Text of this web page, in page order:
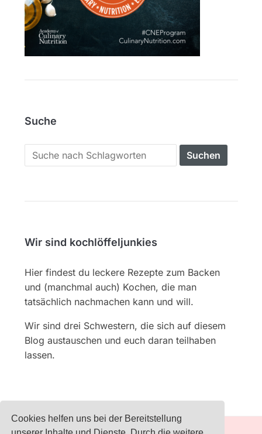
Cookies helfen uns bei der Bereitstellung
Suche
Search
for:
Wir sind kochlöffeljunkies
Hier findest du leckere Rezepte zum Backen
und (manchmal auch) Kochen, die man
tatsächlich nachmachen kann und will.
Wir sind drei Schwestern, die sich auf diesem
Blog austauschen und euch daran teilhaben
lassen.